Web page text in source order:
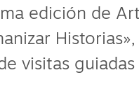
edición de
visitas